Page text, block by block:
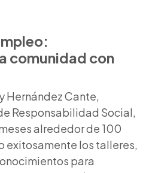
:
comunidad con
Hernández Cante,
Responsabilidad Social,
alrededor de 100
exitosamente los talleres,
para